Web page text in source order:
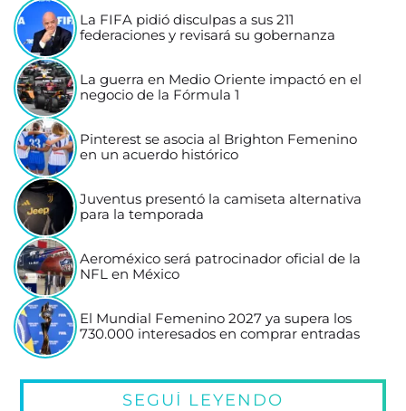
La FIFA pidió disculpas a sus 211
federaciones y revisará su gobernanza
La guerra en Medio Oriente impactó en el
negocio de la Fórmula 1
Pinterest se asocia al Brighton Femenino
en un acuerdo histórico
Juventus presentó la camiseta alternativa
para la temporada
Aeroméxico será patrocinador oficial de la
NFL en México
El Mundial Femenino 2027 ya supera los
730.000 interesados en comprar entradas
SEGUÍ LEYENDO